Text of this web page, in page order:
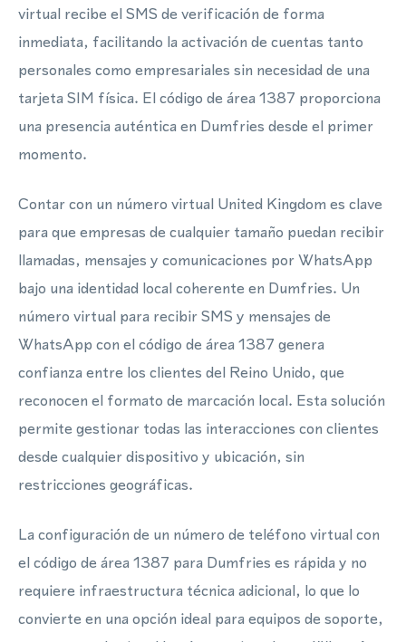
virtual recibe el SMS de verificación de forma
inmediata, facilitando la activación de cuentas tanto
personales como empresariales sin necesidad de una
tarjeta SIM física. El código de área 1387 proporciona
una presencia auténtica en Dumfries desde el primer
momento.
Contar con un número virtual United Kingdom es clave
para que empresas de cualquier tamaño puedan recibir
llamadas, mensajes y comunicaciones por WhatsApp
bajo una identidad local coherente en Dumfries. Un
número virtual para recibir SMS y mensajes de
WhatsApp con el código de área 1387 genera
confianza entre los clientes del Reino Unido, que
reconocen el formato de marcación local. Esta solución
permite gestionar todas las interacciones con clientes
desde cualquier dispositivo y ubicación, sin
restricciones geográficas.
La configuración de un número de teléfono virtual con
el código de área 1387 para Dumfries es rápida y no
requiere infraestructura técnica adicional, lo que lo
convierte en una opción ideal para equipos de soporte,